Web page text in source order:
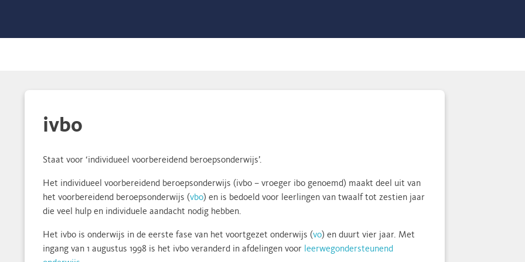
ivbo
Staat voor ‘individueel voorbereidend beroepsonderwijs’.
Het individueel voorbereidend beroepsonderwijs (ivbo – vroeger ibo genoemd) maakt deel uit van
het voorbereidend beroepsonderwijs (vbo) en is bedoeld voor leerlingen van twaalf tot zestien jaar
die veel hulp en individuele aandacht nodig hebben.
Het ivbo is onderwijs in de eerste fase van het voortgezet onderwijs (vo) en duurt vier jaar. Met
ingang van 1 augustus 1998 is het ivbo veranderd in afdelingen voor leerwegondersteunend